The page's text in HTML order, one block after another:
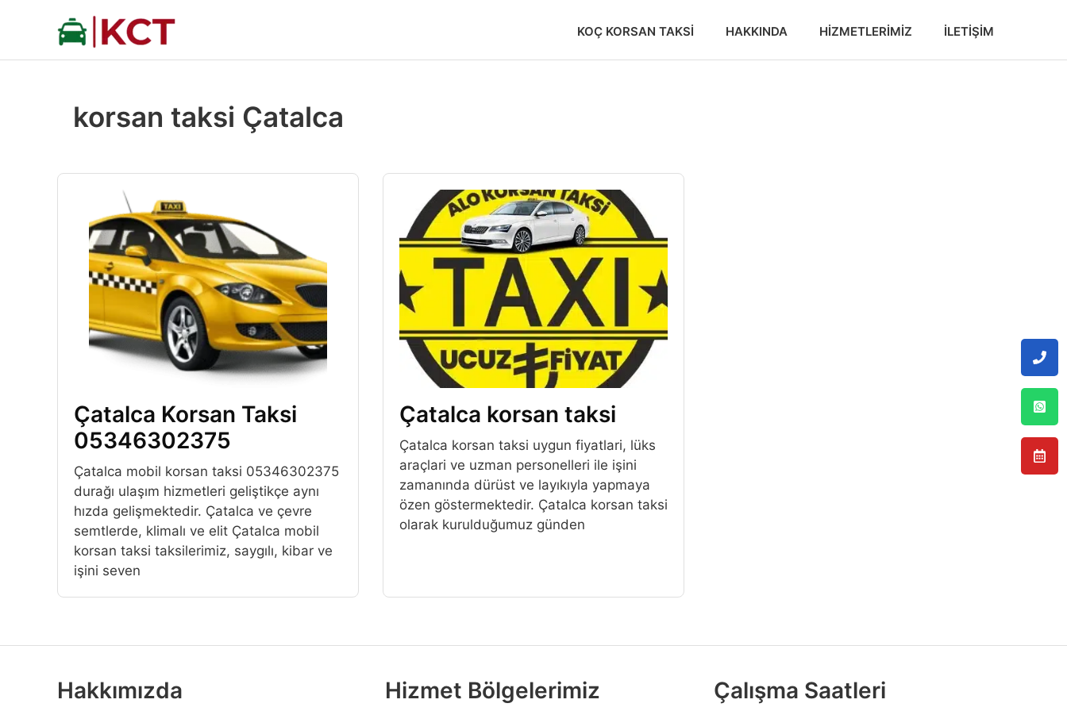
KOÇ KORSAN TAKSI HAKKINDA HIZMETLERIMIZ İLETIŞIM
korsan taksi Çatalca
Çatalca Korsan Taksi
05346302375
Çatalca mobil korsan taksi 05346302375
durağı ulaşım hizmetleri geliştikçe aynı
hızda gelişmektedir. Çatalca ve çevre
semtlerde, klimalı ve elit Çatalca mobil
korsan taksi taksilerimiz, saygılı, kibar ve
işini seven
Çatalca korsan taksi
Çatalca korsan taksi uygun fiyatlari, lüks
araçlari ve uzman personelleri ile işini
zamanında dürüst ve layıkıyla yapmaya
özen göstermektedir. Çatalca korsan taksi
olarak kurulduğumuz günden
Hakkımızda Hizmet Bölgelerimiz Çalışma Saatleri